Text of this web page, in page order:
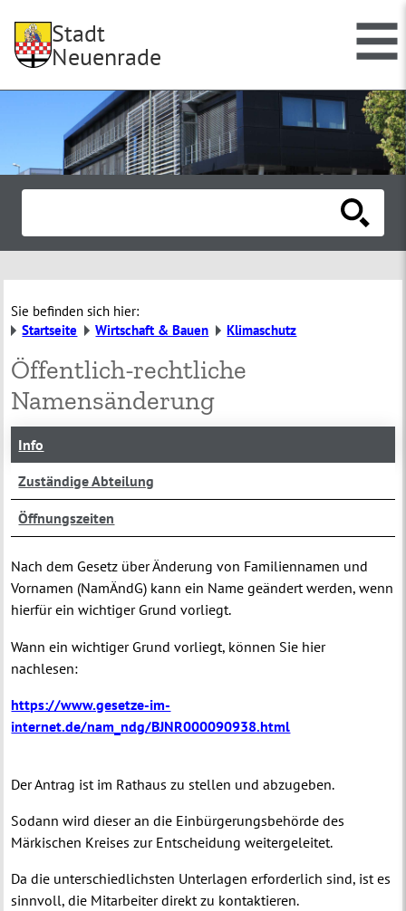
Stadt
Neuenrade
Sie befinden sich hier:
Startseite
Wirtschaft & Bauen Klimaschutz
Öffentlich-rechtliche
Namensänderung
Info
Zuständige Abteilung
Öffnungszeiten
Nach dem Gesetz über Änderung von Familiennamen und
Vornamen (NamÄndG) kann ein Name geändert werden, wenn
hierfür ein wichtiger Grund vorliegt.
Wann ein wichtiger Grund vorliegt, können Sie hier
nachlesen:
https://www.gesetze-im-
internet.de/nam_ndg/BJNR000090938.html
Der Antrag ist im Rathaus zu stellen und abzugeben.
Sodann wird dieser an die Einbürgerungsbehörde des
Märkischen Kreises zur Entscheidung weitergeleitet.
Da die unterschiedlichsten Unterlagen erforderlich sind, ist es
sinnvoll, die Mitarbeiter direkt zu kontaktieren.